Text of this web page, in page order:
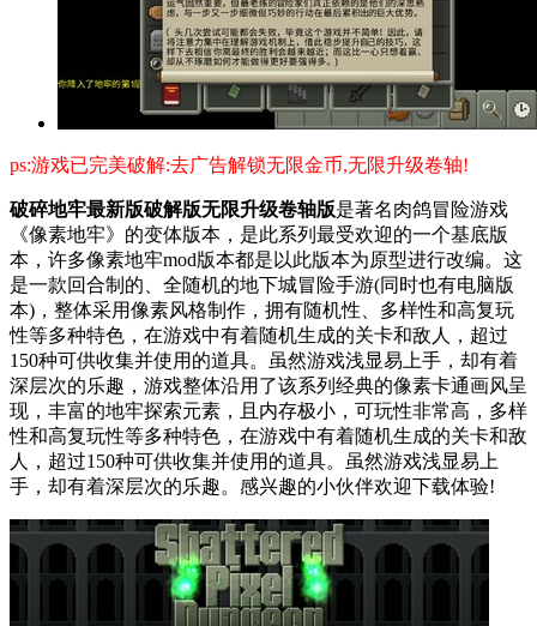
ps:游戏已完美破解:去广告解锁无限金币,无限升级卷轴!
破碎地牢最新版破解版无限升级卷轴版是著名肉鸽冒险游戏
《像素地牢》的变体版本，是此系列最受欢迎的一个基底版
本，许多像素地牢mod版本都是以此版本为原型进行改编。这
是一款回合制的、全随机的地下城冒险手游(同时也有电脑版
本)，整体采用像素风格制作，拥有随机性、多样性和高复玩
性等多种特色，在游戏中有着随机生成的关卡和敌人，超过
150种可供收集并使用的道具。虽然游戏浅显易上手，却有着
深层次的乐趣，游戏整体沿用了该系列经典的像素卡通画风呈
现，丰富的地牢探索元素，且内存极小，可玩性非常高，多样
性和高复玩性等多种特色，在游戏中有着随机生成的关卡和敌
人，超过150种可供收集并使用的道具。虽然游戏浅显易上
手，却有着深层次的乐趣。感兴趣的小伙伴欢迎下载体验!